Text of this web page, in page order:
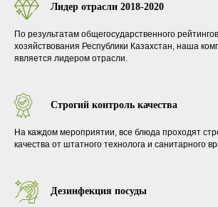
Лидер отрасли 2018-2020
По результатам общегосударственного
хозяйствования Республики Казахстан, наша
является лидером отрасли.
Строгий контроль качества
На каждом мероприятии, все блюда проходят
качества от штатного технолога и санитарного
Дезинфекция посуды